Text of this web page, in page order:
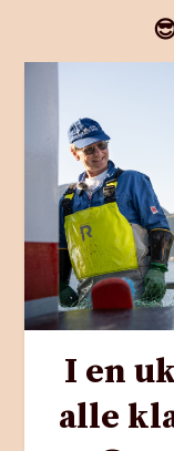
I en
alle